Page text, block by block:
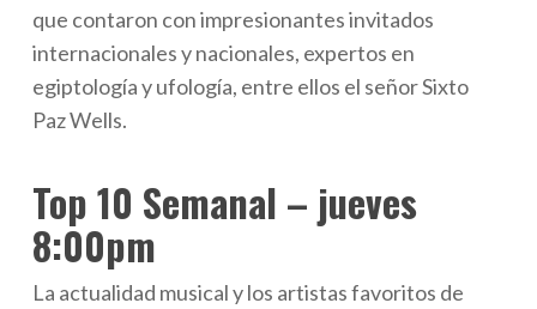
que contaron con impresionantes invitados
internacionales y nacionales, expertos en
egiptología y ufología, entre ellos el señor Sixto
Paz Wells.
Top 10 Semanal – jueves
8:00pm
La actualidad musical y los artistas favoritos de